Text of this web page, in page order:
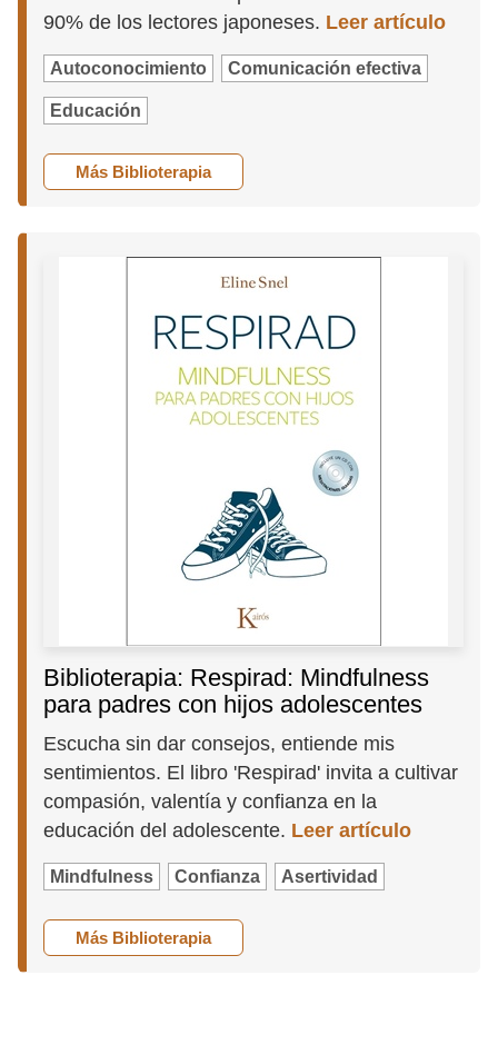
90% de los lectores japoneses. Leer artículo
Autoconocimiento Comunicación efectiva
Educación
Más Biblioterapia
Biblioterapia: Respirad: Mindfulness
para padres con hijos adolescentes
Escucha sin dar consejos, entiende mis
sentimientos. El libro 'Respirad' invita a cultivar
compasión, valentía y confianza en la
educación del adolescente. Leer artículo
Mindfulness Confianza Asertividad
Más Biblioterapia